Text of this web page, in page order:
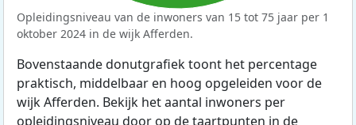
Opleidingsniveau van de inwoners van 15 tot 75 jaar per 1
oktober 2024 in de wijk Afferden.
Bovenstaande donutgrafiek toont het percentage
praktisch, middelbaar en hoog opgeleiden voor de
wijk Afferden. Bekijk het aantal inwoners per
opleidingsniveau door op de taartpunten in de